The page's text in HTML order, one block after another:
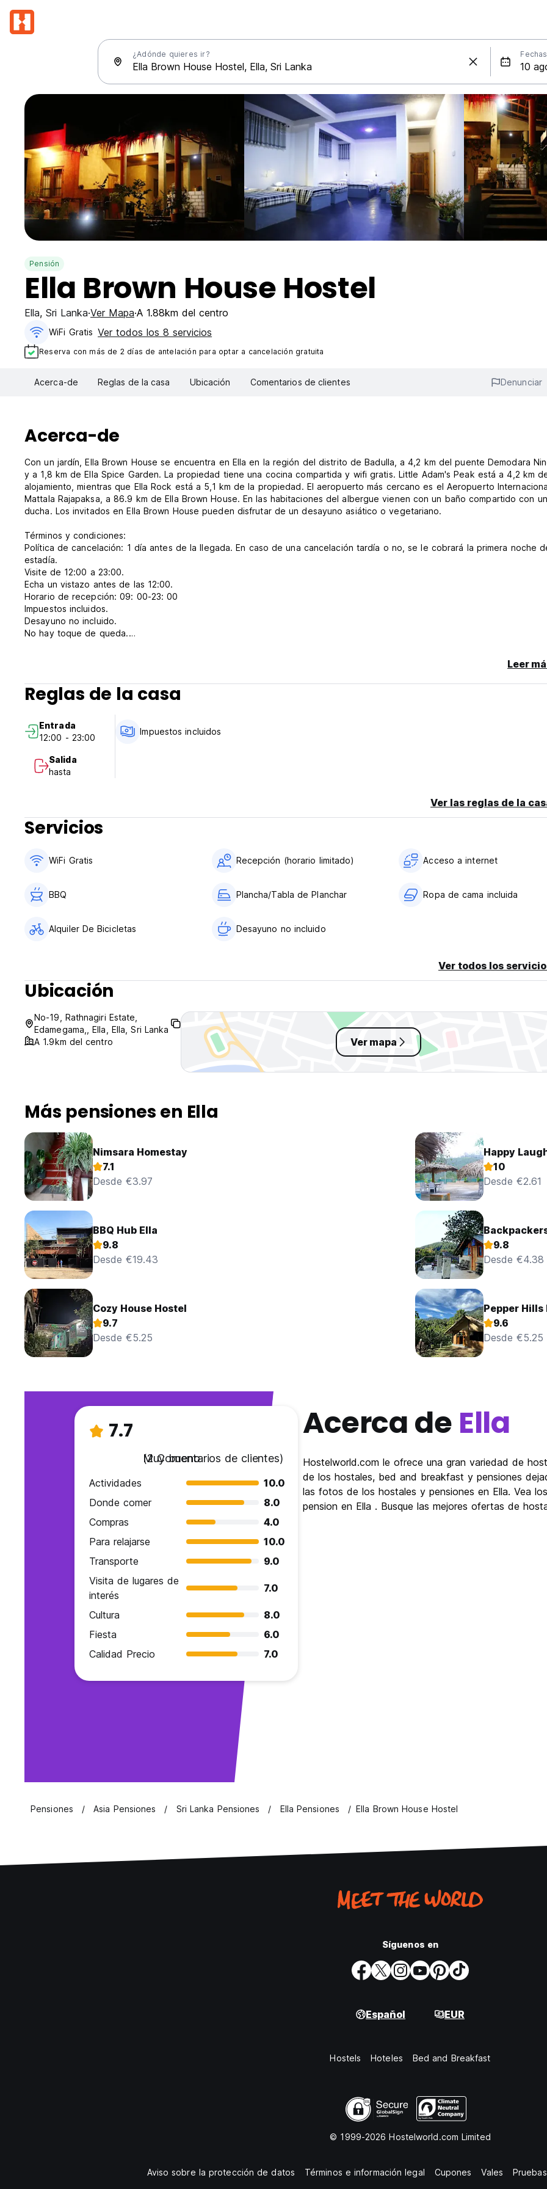
¿Adónde quieres ir? Fechas
Pensión
Ella Brown House Hostel
Ella, Sri Lanka Ver Mapa A 1.88km del centro
WiFi Gratis Ver todos los 8 servicios
Reserva con más de 2 días de antelación para optar a cancelación gratuita
Acerca-de Reglas de la casa Ubicación Comentarios de clientes Denunciar
Acerca-de
Con un jardín, Ella Brown House se encuentra en Ella en la región del distrito de Badulla, a 4,2 km del puente Demodara
y a 1,8 km de Ella Spice Garden. La propiedad tiene una cocina compartida y wifi gratis. Little Adam's Peak está a 4,2 km
alojamiento, mientras que Ella Rock está a 5,1 km de la propiedad. El aeropuerto más cercano es el Aeropuerto
Mattala Rajapaksa, a 86.9 km de Ella Brown House. En las habitaciones del albergue vienen con un baño compartido con
ducha. Los invitados en Ella Brown House pueden disfrutar de un desayuno asiático o vegetariano.
Términos y condiciones:
Política de cancelación: 1 día antes de la llegada. En caso de una cancelación tardía o no, se le cobrará la primera noche
estadía.
Visite de 12:00 a 23:00.
Echa un vistazo antes de las 12:00.
Horario de recepción: 09: 00-23: 00
Impuestos incluidos.
Desayuno no incluido.
No hay toque de queda.
Leer
Reglas de la casa
Entrada
12:00 - 23:00
Salida
hasta
Impuestos incluidos
Ver las reglas de la
Servicios
WiFi Gratis Recepción (horario limitado) Acceso a internet
BBQ Plancha/Tabla de Planchar Ropa de cama incluida
Alquiler De Bicicletas Desayuno no incluido
Ver todos los
Ubicación
No-19, Rathnagiri Estate,
Edamegama,, Ella, Ella, Sri Lanka
A 1.9km del centro
Ver mapa
Más pensiones en Ella
Nimsara Homestay
7.1
Desde €3.97
Happy
10
Desde €2.61
BBQ Hub Ella
9.8
Desde €19.43
9.8
Desde €4.38
Cozy House Hostel
9.7
Desde €5.25
Pepper Hills
9.6
Desde €5.25
7.7
Muy bueno
(2 Comentarios de clientes)
Actividades
10.0
Donde comer
8.0
Compras
4.0
Para relajarse
10.0
Transporte
9.0
Visita de lugares de
interés
7.0
Cultura
8.0
Fiesta
6.0
Calidad Precio
7.0
Acerca de Ella
Hostelworld.com le ofrece una gran variedad de
de los hostales, bed and breakfast y pensiones
las fotos de los hostales y pensiones en Ella. Vea
pension en Ella . Busque las mejores ofertas de
Pensiones Asia Pensiones Sri Lanka Pensiones Ella Pensiones Ella Brown House Hostel
Síguenos en
Español EUR
Hostels Hoteles Bed and Breakfast
© 1999-2026 Hostelworld.com Limited
Aviso sobre la protección de datos Términos e información legal Cupones Vales